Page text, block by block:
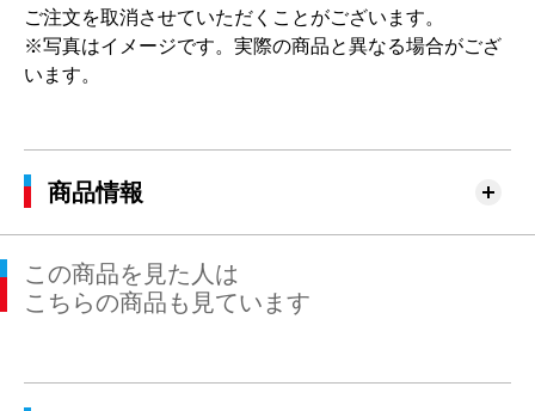
ご注文を取消させていただくことがございます。
※写真はイメージです。実際の商品と異なる場合がござ
います。
商品情報
この商品を見た人は
こちらの商品も見ています